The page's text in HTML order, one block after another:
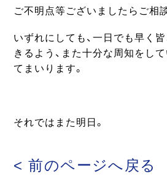
ご不明点等ございましたらご相
いずれにしても、一日でも早く
きるよう、また十分な周知をし
てまいります。
それではまた明日。
< 前のページへ戻る